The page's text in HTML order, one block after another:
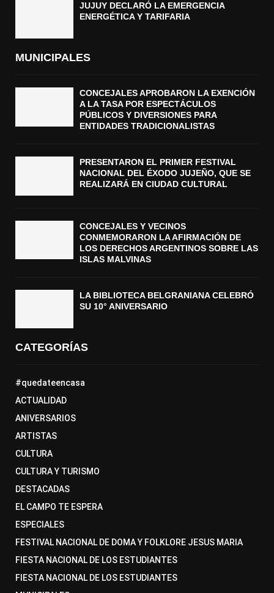
JUJUY DECLARÓ LA EMERGENCIA
ENERGÉTICA Y TARIFARIA
MUNICIPALES
CONCEJALES APROBARON LA EXENCIÓN
A LA TASA POR ESPECTÁCULOS
PÚBLICOS Y DIVERSIONES PARA
ENTIDADES TRADICIONALISTAS
PRESENTARON EL PRIMER FESTIVAL
NACIONAL DEL ÉXODO JUJEÑO, QUE SE
REALIZARÁ EN CIUDAD CULTURAL
CONCEJALES Y VECINOS
CONMEMORARON LA AFIRMACIÓN DE
LOS DERECHOS ARGENTINOS SOBRE LAS
ISLAS MALVINAS
LA BIBLIOTECA BELGRANIANA CELEBRÓ
SU 10° ANIVERSARIO
CATEGORÍAS
#quedateencasa
ACTUALIDAD
ANIVERSARIOS
ARTISTAS
CULTURA
CULTURA Y TURISMO
DESTACADAS
EL CAMPO TE ESPERA
ESPECIALES
FESTIVAL NACIONAL DE DOMA Y FOLKLORE JESUS MARIA
FIESTA NACIONAL DE LOS ESTUDIANTES
FIESTA NACIONAL DE LOS ESTUDIANTES